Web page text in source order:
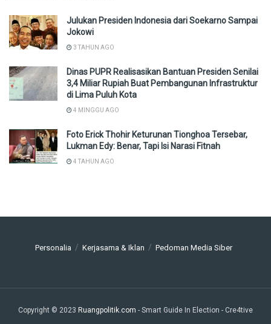
Julukan Presiden Indonesia dari Soekarno Sampai
Jokowi
3 TAHUN AGO
Dinas PUPR Realisasikan Bantuan Presiden Senilai
3,4 Miliar Rupiah Buat Pembangunan Infrastruktur
di Lima Puluh Kota
4 MINGGU AGO
Foto Erick Thohir Keturunan Tionghoa Tersebar,
Lukman Edy: Benar, Tapi Isi Narasi Fitnah
4 TAHUN AGO
Personalia Kerjasama & Iklan Pedoman Media Siber
Copyright © 2023 Ruangpolitik.com - Smart Guide In Election - Cre4tive